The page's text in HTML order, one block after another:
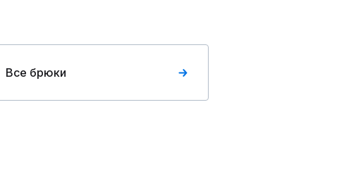
Все брюки